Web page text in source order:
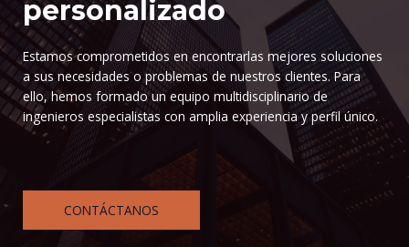
personalizado
Estamos comprometidos en encontrarlas mejores soluciones
a sus necesidades o problemas de nuestros clientes. Para
ello, hemos formado un equipo multidisciplinario de
ingenieros especialistas con amplia experiencia y perfil único.
CONTÁCTANOS